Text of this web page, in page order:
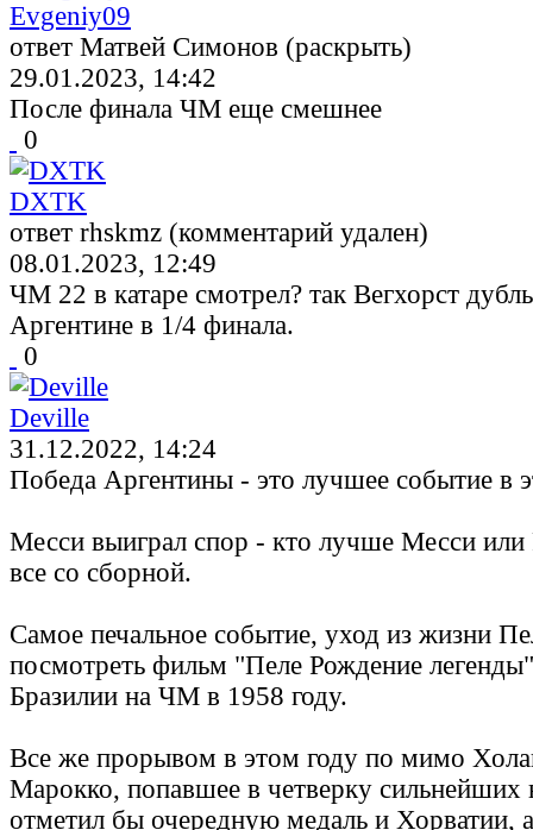
Evgeniy09
ответ Матвей Симонов (раскрыть)
29.01.2023, 14:42
После финала ЧМ еще смешнее
0
DXTK
ответ rhskmz (комментарий удален)
08.01.2023, 12:49
ЧМ 22 в катаре смотрел? так Вегхорст
Аргентине в 1/4 финала.
0
Deville
31.12.2022, 14:24
Победа Аргентины - это лучшее событие в
Месси выиграл спор - кто лучше Месси или
все со сборной.
Самое печальное событие, уход из жизни
посмотреть фильм "Пеле Рождение
Бразилии на ЧМ в 1958 году.
Все же прорывом в этом году по мимо
Марокко, попавшее в четверку
отметил бы очередную медаль и Хорватии,